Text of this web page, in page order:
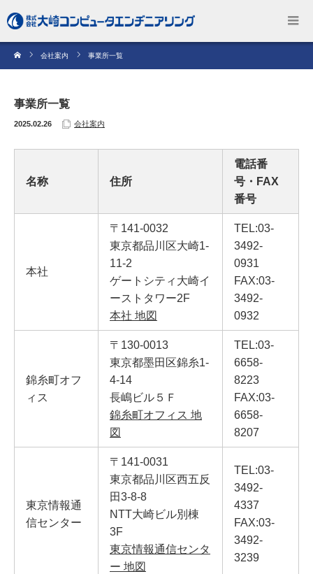
会社案内 事業所一覧
事業所一覧
2025.02.26 会社案内
名称 住所
電話番
号・FAX
番号
本社
〒141-0032
東京都品川区大崎1-
11-2
ゲートシティ大崎イ
ーストタワー2F
本社 地図
TEL:03-
3492-
0931
FAX:03-
3492-
0932
錦糸町オフ
ィス
〒130-0013
東京都墨田区錦糸1-
4-14
長嶋ビル５Ｆ
錦糸町オフィス 地
図
TEL:03-
6658-
8223
FAX:03-
6658-
8207
東京情報通
信センター
〒141-0031
東京都品川区西五反
田3-8-8
NTT大崎ビル別棟
3F
東京情報通信センタ
ー 地図
TEL:03-
3492-
4337
FAX:03-
3492-
3239